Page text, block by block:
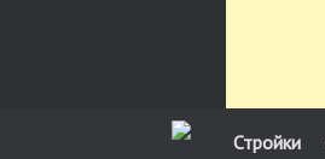
Стройки